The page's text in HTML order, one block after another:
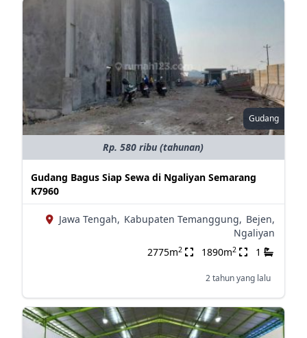
Gudang
Rp. 580 ribu (tahunan)
Gudang Bagus Siap Sewa di Ngaliyan Semarang
K7960
Jawa Tengah, Kabupaten Temanggung, Bejen,
Ngaliyan
2775m2 1890m2 1
2 tahun yang lalu